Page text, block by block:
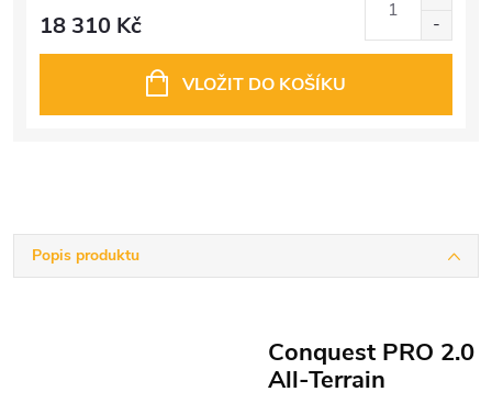
18 310 Kč
VLOŽIT DO KOŠÍKU
Popis produktu
Conquest PRO 2.0
All-Terrain